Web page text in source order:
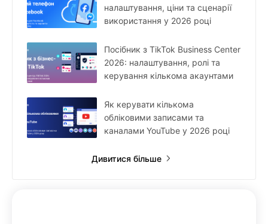
налаштування, ціни та сценарії
використання у 2026 році
Посібник з TikTok Business Center
2026: налаштування, ролі та
керування кількома акаунтами
Як керувати кількома
обліковими записами та
каналами YouTube у 2026 році
Дивитися більше